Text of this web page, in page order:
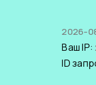
2026-
Ваш IP:
ID